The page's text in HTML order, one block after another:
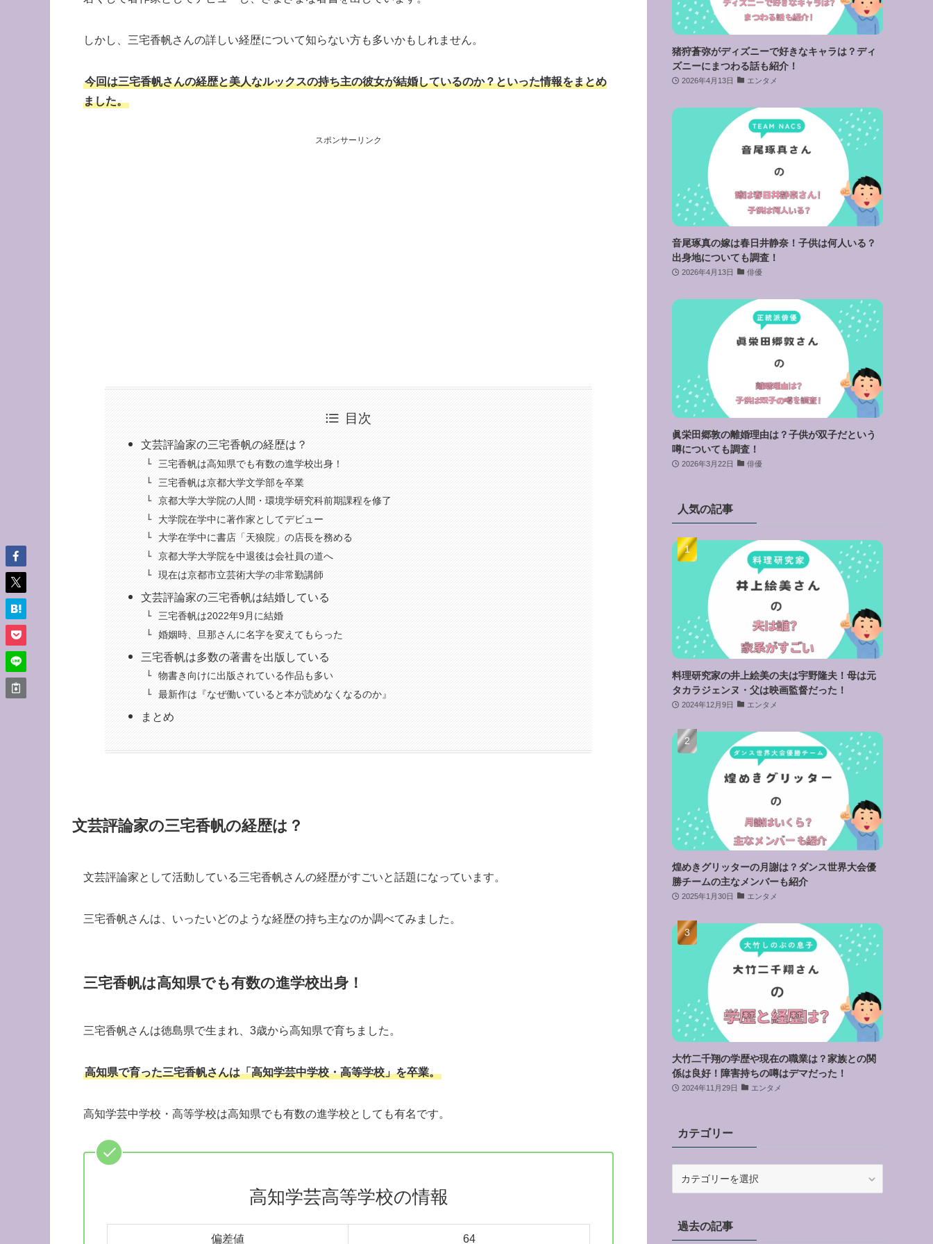
しかし、三宅香帆さんの詳しい経歴について知らない方も多いかもしれません。
今回は三宅香帆さんの経歴と美人なルックスの持ち主の彼女が結婚しているのか？といった情報をまとめ
ました。
スポンサーリンク
目次
文芸評論家の三宅香帆の経歴は？
三宅香帆は高知県でも有数の進学校出身！
三宅香帆は京都大学文学部を卒業
京都大学大学院の人間・環境学研究科前期課程を修了
大学院在学中に著作家としてデビュー
大学在学中に書店「天狼院」の店長を務める
京都大学大学院を中退後は会社員の道へ
現在は京都市立芸術大学の非常勤講師
文芸評論家の三宅香帆は結婚している
三宅香帆は2022年9月に結婚
婚姻時、旦那さんに名字を変えてもらった
三宅香帆は多数の著書を出版している
物書き向けに出版されている作品も多い
最新作は『なぜ働いていると本が読めなくなるのか』
まとめ
文芸評論家の三宅香帆の経歴は？
文芸評論家として活動している三宅香帆さんの経歴がすごいと話題になっています。
三宅香帆さんは、いったいどのような経歴の持ち主なのか調べてみました。
三宅香帆は高知県でも有数の進学校出身！
三宅香帆さんは徳島県で生まれ、3歳から高知県で育ちました。
高知県で育った三宅香帆さんは「高知学芸中学校・高等学校」を卒業。
高知学芸中学校・高等学校は高知県でも有数の進学校としても有名です。
高知学芸高等学校の情報
偏差値 64
猪狩蒼弥がディズニーで好きなキャラは？ディ
ズニーにまつわる話も紹介！
2026年4月13日 エンタメ
音尾琢真の嫁は春日井静奈！子供は何人いる？
出身地についても調査！
2026年4月13日 俳優
眞栄田郷敦の離婚理由は？子供が双子だという
噂についても調査！
2026年3月22日 俳優
人気の記事
料理研究家の井上絵美の夫は宇野隆夫！母は元
タカラジェンヌ・父は映画監督だった！
2024年12月9日 エンタメ
煌めきグリッターの月謝は？ダンス世界大会優
勝チームの主なメンバーも紹介
2025年1月30日 エンタメ
大竹二千翔の学歴や現在の職業は？家族との関
係は良好！障害持ちの噂はデマだった！
2024年11月29日 エンタメ
カテゴリー
ー過去の記事